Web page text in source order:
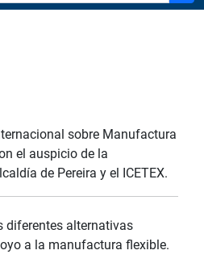
sobre Manufactura
el auspicio de la
de Pereira y el ICETEX.
diferentes alternativas
a la manufactura flexible.